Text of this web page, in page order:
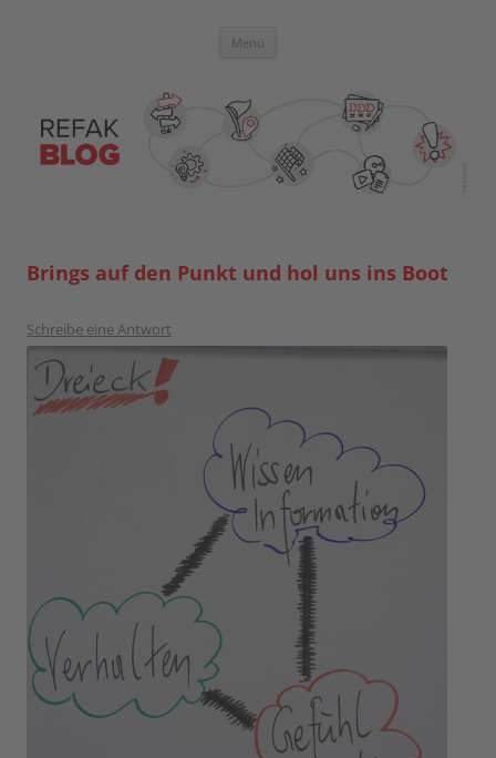
Blog der Referent:innen Akademie
Menü
Brings auf den Punkt und hol uns ins Boot
Schreibe eine Antwort